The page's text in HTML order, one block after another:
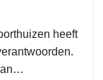
heeft